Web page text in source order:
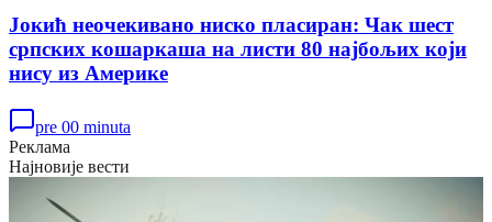
Јокић неочекивано ниско пласиран: Чак шест
српских кошаркаша на листи 80 најбољих који
нису из Америке
pre 00 minuta
Реклама
Најновије вести